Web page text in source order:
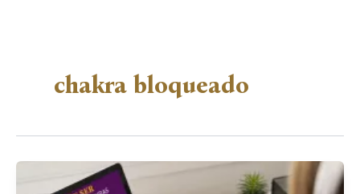
chakra bloqueado